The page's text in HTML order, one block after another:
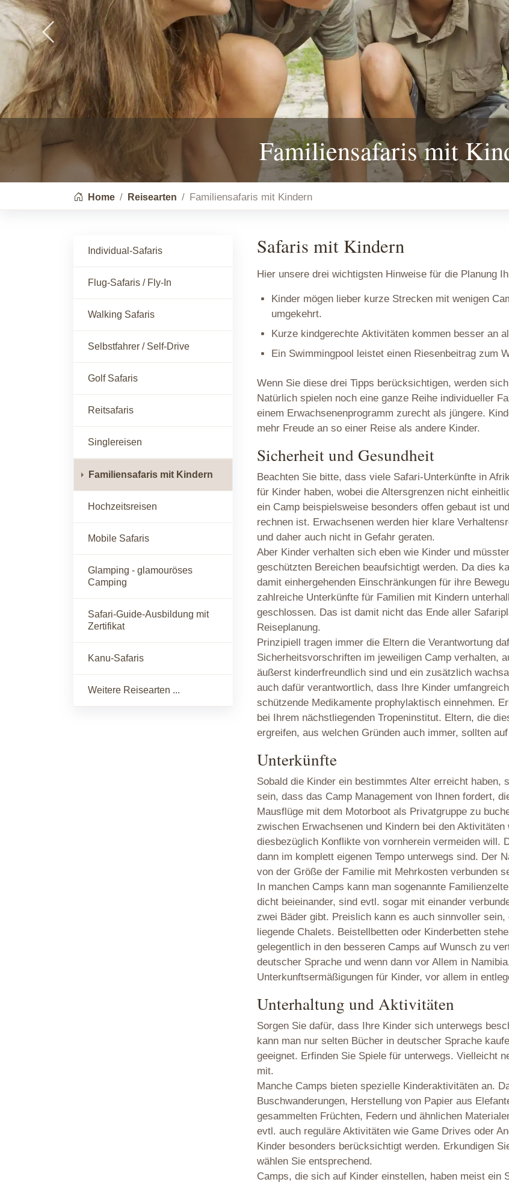
Familiensafaris mit
Previous
You are here:
Home Reisearten Familiensafaris mit Kindern
Safaris mit Kindern
Hier unsere drei wichtigsten Hinweise für die Planung
Kinder mögen lieber kurze Strecken mit wenigen
umgekehrt.
Kurze kindgerechte Aktivitäten kommen besser an
Ein Swimmingpool leistet einen Riesenbeitrag zum
Wenn Sie diese drei Tipps berücksichtigen, werden
Natürlich spielen noch eine ganze Reihe individueller
einem Erwachsenenprogramm zurecht als jüngere.
mehr Freude an so einer Reise als andere Kinder.
Sicherheit und Gesundheit
Beachten Sie bitte, dass viele Safari-Unterkünfte in
für Kinder haben, wobei die Altersgrenzen nicht
ein Camp beispielsweise besonders offen gebaut ist
rechnen ist. Erwachsenen werden hier klare
und daher auch nicht in Gefahr geraten.
Aber Kinder verhalten sich eben wie Kinder und
geschützten Bereichen beaufsichtigt werden. Da dies
damit einhergehenden Einschränkungen für ihre
zahlreiche Unterkünfte für Familien mit Kindern
geschlossen. Das ist damit nicht das Ende aller
Reiseplanung.
Prinzipiell tragen immer die Eltern die Verantwortung
Sicherheitsvorschriften im jeweiligen Camp verhalten,
äußerst kinderfreundlich sind und ein zusätzlich
auch dafür verantwortlich, dass Ihre Kinder
schützende Medikamente prophylaktisch einnehmen.
bei Ihrem nächstliegenden Tropeninstitut. Eltern, die
ergreifen, aus welchen Gründen auch immer, sollten
Unterkünfte
Sobald die Kinder ein bestimmtes Alter erreicht
sein, dass das Camp Management von Ihnen fordert,
Mausflüge mit dem Motorboot als Privatgruppe zu
zwischen Erwachsenen und Kindern bei den
diesbezüglich Konflikte von vornherein vermeiden will.
dann im komplett eigenen Tempo unterwegs sind. Der
von der Größe der Familie mit Mehrkosten verbunden
In manchen Camps kann man sogenannte
dicht beieinander, sind evtl. sogar mit einander
zwei Bäder gibt. Preislich kann es auch sinnvoller
liegende Chalets. Beistellbetten oder Kinderbetten
gelegentlich in den besseren Camps auf Wunsch zu
deutscher Sprache und wenn dann vor Allem in
Unterkunftsermäßigungen für Kinder, vor allem in
Unterhaltung und Aktivitäten
Sorgen Sie dafür, dass Ihre Kinder sich unterwegs
kann man nur selten Bücher in deutscher Sprache
geeignet. Erfinden Sie Spiele für unterwegs. Vielleicht
mit.
Manche Camps bieten spezielle Kinderaktivitäten an.
Buschwanderungen, Herstellung von Papier aus
gesammelten Früchten, Federn und ähnlichen
evtl. auch reguläre Aktivitäten wie Game Drives oder
Kinder besonders berücksichtigt werden. Erkundigen
wählen Sie entsprechend.
Camps, die sich auf Kinder einstellen, haben meist ein
Individual-Safaris
Flug-Safaris / Fly-In
Walking Safaris
Selbstfahrer / Self-Drive
Golf Safaris
Reitsafaris
Singlereisen
Familiensafaris mit Kindern
Hochzeitsreisen
Mobile Safaris
Glamping - glamouröses
Camping
Safari-Guide-Ausbildung mit
Zertifikat
Kanu-Safaris
Weitere Reisearten ...